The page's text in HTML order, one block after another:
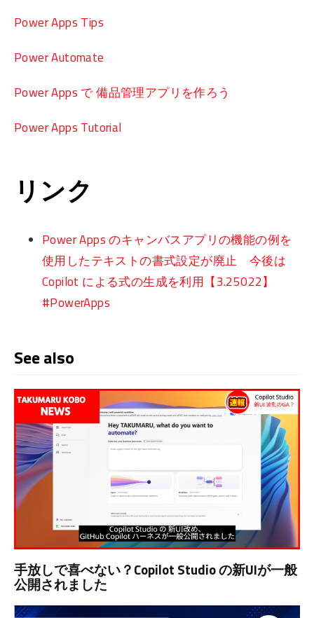
Power Apps Tips
Power Automate
Power Apps で 備品管理アプリを作ろう
Power Apps Tutorial
リンク
Power Apps のキャンバスアプリの機能の例を
使用したテキストの書式設定が廃止 今後は
Copilot による式の生成を利用【3.25022】
#PowerApps
See also
手放しで喜べない？Copilot Studio の新UIが一般
公開されました